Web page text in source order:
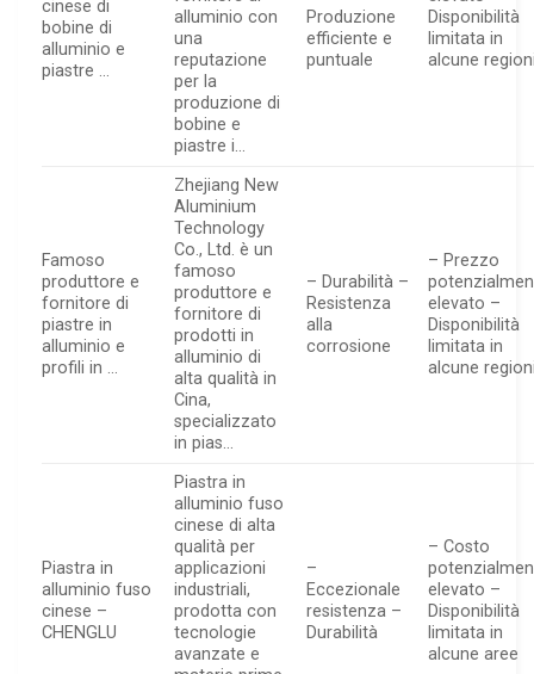
cinese di
bobine di
alluminio e
piastre …
alluminio con
una
reputazione
per la
produzione di
bobine e
piastre i…
Produzione
efficiente e
puntuale
Disponibilità
limitata in
alcune
Famoso
produttore e
fornitore di
piastre in
alluminio e
profili in …
Zhejiang New
Aluminium
Technology
Co., Ltd. è un
famoso
produttore e
fornitore di
prodotti in
alluminio di
alta qualità in
Cina,
specializzato
in pias…
– Durabilità –
Resistenza
alla
corrosione
– Prezzo
elevato –
Disponibilità
limitata in
alcune
Piastra in
alluminio fuso
cinese –
CHENGLU
Piastra in
alluminio fuso
cinese di alta
qualità per
applicazioni
industriali,
prodotta con
tecnologie
avanzate e
–
Eccezionale
resistenza –
Durabilità
– Costo
elevato –
Disponibilità
limitata in
alcune aree